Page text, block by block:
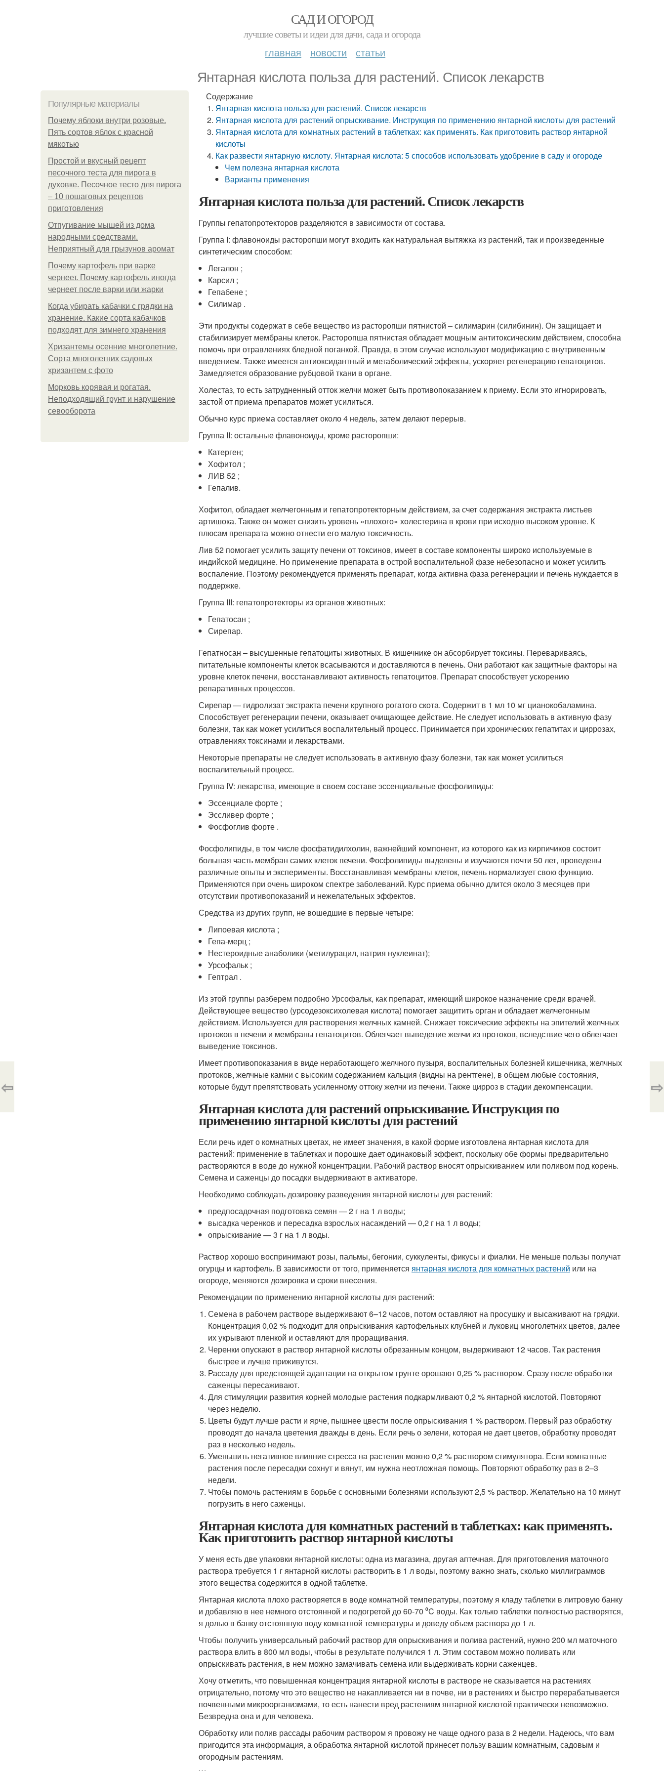
САД И ОГОРОД
лучшие советы и идеи для дачи, сада и огорода
главная новости статьи
Янтарная кислота польза для растений. Список лекарств
Популярные материалы
Почему яблоки внутри розовые.
Пять сортов яблок с красной
мякотью
Простой и вкусный рецепт
песочного теста для пирога в
духовке. Песочное тесто для пирога
– 10 пошаговых рецептов
приготовления
Отпугивание мышей из дома
народными средствами.
Неприятный для грызунов аромат
Почему картофель при варке
чернеет. Почему картофель иногда
чернеет после варки или жарки
Когда убирать кабачки с грядки на
хранение. Какие сорта кабачков
подходят для зимнего хранения
Хризантемы осенние многолетние.
Сорта многолетних садовых
хризантем с фото
Морковь корявая и рогатая.
Неподходящий грунт и нарушение
севооборота
Содержание
Янтарная кислота польза для растений. Список лекарств
Янтарная кислота для растений опрыскивание. Инструкция по применению янтарной кислоты для растений
Янтарная кислота для комнатных растений в таблетках: как применять. Как приготовить раствор янтарной
кислоты
Как развести янтарную кислоту. Янтарная кислота: 5 способов использовать удобрение в саду и огороде
Чем полезна янтарная кислота
Варианты применения
Янтарная кислота польза для растений. Список лекарств
Группы гепатопротекторов разделяются в зависимости от состава.
Группа I: флавоноиды расторопши могут входить как натуральная вытяжка из растений, так и произведенные
синтетическим способом:
Легалон ;
Карсил ;
Гепабене ;
Силимар .
Эти продукты содержат в себе вещество из расторопши пятнистой – силимарин (силибинин). Он защищает и
стабилизирует мембраны клеток. Расторопша пятнистая обладает мощным антитоксическим действием, способна
помочь при отравлениях бледной поганкой. Правда, в этом случае используют модификацию с внутривенным
введением. Также имеется антиоксидантный и метаболический эффекты, ускоряет регенерацию гепатоцитов.
Замедляется образование рубцовой ткани в органе.
Холестаз, то есть затрудненный отток желчи может быть противопоказанием к приему. Если это игнорировать,
застой от приема препаратов может усилиться.
Обычно курс приема составляет около 4 недель, затем делают перерыв.
Группа II: остальные флавоноиды, кроме расторопши:
Катерген;
Хофитол ;
ЛИВ 52 ;
Гепалив.
Хофитол, обладает желчегонным и гепатопротекторным действием, за счет содержания экстракта листьев
артишока. Также он может снизить уровень «плохого» холестерина в крови при исходно высоком уровне. К
плюсам препарата можно отнести его малую токсичность.
Лив 52 помогает усилить защиту печени от токсинов, имеет в составе компоненты широко используемые в
индийской медицине. Но применение препарата в острой воспалительной фазе небезопасно и может усилить
воспаление. Поэтому рекомендуется применять препарат, когда активна фаза регенерации и печень нуждается в
поддержке.
Группа III: гепатопротекторы из органов животных:
Гепатосан ;
Сирепар.
Гепатносан – высушенные гепатоциты животных. В кишечнике он абсорбирует токсины. Перевариваясь,
питательные компоненты клеток всасываются и доставляются в печень. Они работают как защитные факторы на
уровне клеток печени, восстанавливают активность гепатоцитов. Препарат способствует ускорению
репаративных процессов.
Сирепар — гидролизат экстракта печени крупного рогатого скота. Содержит в 1 мл 10 мг цианокобаламина.
Способствует регенерации печени, оказывает очищающее действие. Не следует использовать в активную фазу
болезни, так как может усилиться воспалительный процесс. Принимается при хронических гепатитах и циррозах,
отравлениях токсинами и лекарствами.
Некоторые препараты не следует использовать в активную фазу болезни, так как может усилиться
воспалительный процесс.
Группа IV: лекарства, имеющие в своем составе эссенциальные фосфолипиды:
Эссенциале форте ;
Эссливер форте ;
Фосфоглив форте .
Фосфолипиды, в том числе фосфатидилхолин, важнейший компонент, из которого как из кирпичиков состоит
большая часть мембран самих клеток печени. Фосфолипиды выделены и изучаются почти 50 лет, проведены
различные опыты и эксперименты. Восстанавливая мембраны клеток, печень нормализует свою функцию.
Применяются при очень широком спектре заболеваний. Курс приема обычно длится около 3 месяцев при
отсутствии противопоказаний и нежелательных эффектов.
Средства из других групп, не вошедшие в первые четыре:
Липоевая кислота ;
Гепа-мерц ;
Нестероидные анаболики (метилурацил, натрия нуклеинат);
Урсофальк ;
Гептрал .
Из этой группы разберем подробно Урсофальк, как препарат, имеющий широкое назначение среди врачей.
Действующее вещество (урсодезоксихолевая кислота) помогает защитить орган и обладает желчегонным
действием. Используется для растворения желчных камней. Снижает токсические эффекты на эпителий желчных
протоков в печени и мембраны гепатоцитов. Облегчает выведение желчи из протоков, вследствие чего облегчает
выведение токсинов.
Имеет противопоказания в виде неработающего желчного пузыря, воспалительных болезней кишечника, желчных
протоков, желчные камни с высоким содержанием кальция (видны на рентгене), в общем любые состояния,
которые будут препятствовать усиленному оттоку желчи из печени. Также цирроз в стадии декомпенсации.
Янтарная кислота для растений опрыскивание. Инструкция по
применению янтарной кислоты для растений
Если речь идет о комнатных цветах, не имеет значения, в какой форме изготовлена янтарная кислота для
растений: применение в таблетках и порошке дает одинаковый эффект, поскольку обе формы предварительно
растворяются в воде до нужной концентрации. Рабочий раствор вносят опрыскиванием или поливом под корень.
Семена и саженцы до посадки выдерживают в активаторе.
Необходимо соблюдать дозировку разведения янтарной кислоты для растений:
предпосадочная подготовка семян — 2 г на 1 л воды;
высадка черенков и пересадка взрослых насаждений — 0,2 г на 1 л воды;
опрыскивание — 3 г на 1 л воды.
Раствор хорошо воспринимают розы, пальмы, бегонии, суккуленты, фикусы и фиалки. Не меньше пользы получат
огурцы и картофель. В зависимости от того, применяется янтарная кислота для комнатных растений или на
огороде, меняются дозировка и сроки внесения.
Рекомендации по применению янтарной кислоты для растений:
Семена в рабочем растворе выдерживают 6–12 часов, потом оставляют на просушку и высаживают на грядки.
Концентрация 0,02 % подходит для опрыскивания картофельных клубней и луковиц многолетних цветов, далее
их укрывают пленкой и оставляют для проращивания.
Черенки опускают в раствор янтарной кислоты обрезанным концом, выдерживают 12 часов. Так растения
быстрее и лучше приживутся.
Рассаду для предстоящей адаптации на открытом грунте орошают 0,25 % раствором. Сразу после обработки
саженцы пересаживают.
Для стимуляции развития корней молодые растения подкармливают 0,2 % янтарной кислотой. Повторяют
через неделю.
Цветы будут лучше расти и ярче, пышнее цвести после опрыскивания 1 % раствором. Первый раз обработку
проводят до начала цветения дважды в день. Если речь о зелени, которая не дает цветов, обработку проводят
раз в несколько недель.
Уменьшить негативное влияние стресса на растения можно 0,2 % раствором стимулятора. Если комнатные
растения после пересадки сохнут и вянут, им нужна неотложная помощь. Повторяют обработку раз в 2–3
недели.
Чтобы помочь растениям в борьбе с основными болезнями используют 2,5 % раствор. Желательно на 10 минут
погрузить в него саженцы.
Янтарная кислота для комнатных растений в таблетках: как применять.
Как приготовить раствор янтарной кислоты
У меня есть две упаковки янтарной кислоты: одна из магазина, другая аптечная. Для приготовления маточного
раствора требуется 1 г янтарной кислоты растворить в 1 л воды, поэтому важно знать, сколько миллиграммов
этого вещества содержится в одной таблетке.
Янтарная кислота плохо растворяется в воде комнатной температуры, поэтому я кладу таблетки в литровую банку
и добавляю в нее немного отстоянной и подогретой до 60-70 ⁰C воды. Как только таблетки полностью растворятся,
я долью в банку отстоянную воду комнатной температуры и доведу объем раствора до 1 л.
Чтобы получить универсальный рабочий раствор для опрыскивания и полива растений, нужно 200 мл маточного
раствора влить в 800 мл воды, чтобы в результате получился 1 л. Этим составом можно поливать или
опрыскивать растения, в нем можно замачивать семена или выдерживать корни саженцев.
Хочу отметить, что повышенная концентрация янтарной кислоты в растворе не сказывается на растениях
отрицательно, потому что это вещество не накапливается ни в почве, ни в растениях и быстро перерабатывается
почвенными микроорганизмами, то есть нанести вред растениям янтарной кислотой практически невозможно.
Безвредна она и для человека.
Обработку или полив рассады рабочим раствором я провожу не чаще одного раза в 2 недели. Надеюсь, что вам
пригодится эта информация, а обработка янтарной кислотой принесет пользу вашим комнатным, садовым и
огородным растениям.
⇦ ⇨